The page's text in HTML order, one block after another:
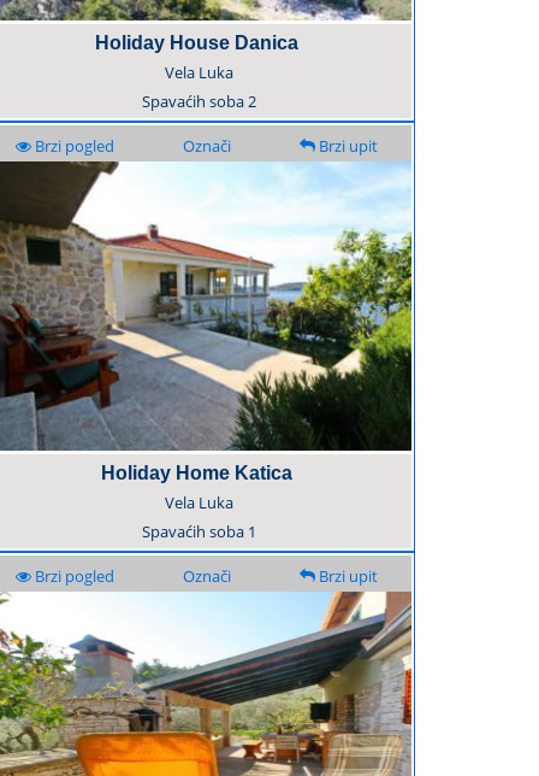
Holiday House Danica
Vela Luka
Spavaćih soba2
Brzi pogled Označi Brzi upit
Holiday Home Katica
Vela Luka
Spavaćih soba 1
Brzi pogled Označi Brzi upit